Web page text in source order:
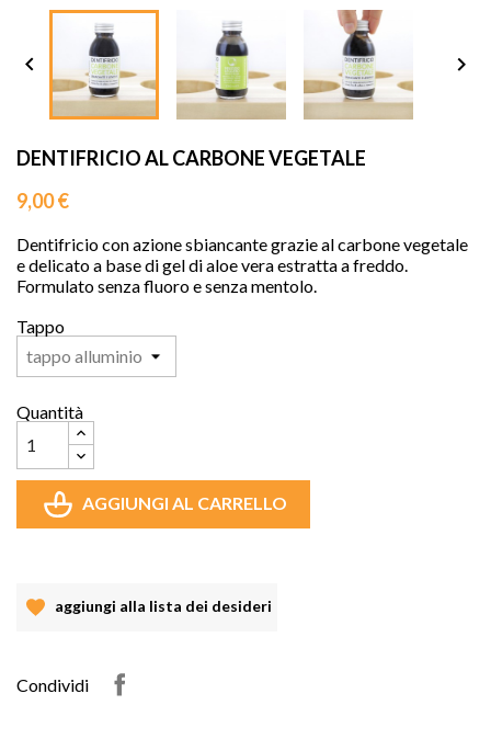
 
DENTIFRICIO AL CARBONE VEGETALE
9,00 €
Dentifricio con azione sbiancante grazie al carbone vegetale
e delicato a base di gel di aloe vera estratta a freddo.
Formulato senza fluoro e senza mentolo.
Tappo
Quantità
AGGIUNGI AL CARRELLO
aggiungi alla lista dei desideri
Condividi